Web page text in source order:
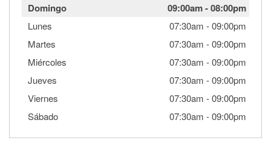
Domingo 09:00am-08:00pm
Lunes 07:30am -09:00pm
Martes
07:30am -09:00pm
Miércoles
07:30am -09:00pm
Jueves
07:30am -09:00pm
Viernes
07:30am -09:00pm
Sábado
07:30am -09:00pm